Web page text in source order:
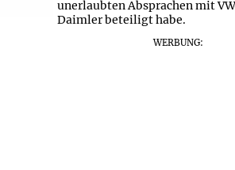
unerlaubten Absprachen mit
Daimler beteiligt habe.
WERBUNG: